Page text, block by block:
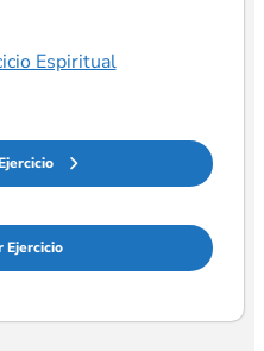
Ejercicio
Espiritual